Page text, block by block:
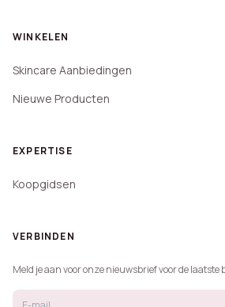
WINKELEN
Skincare Aanbiedingen
Nieuwe Producten
EXPERTISE
Koopgidsen
VERBINDEN
Meld je aan voor onze nieuwsbrief voor de laatste